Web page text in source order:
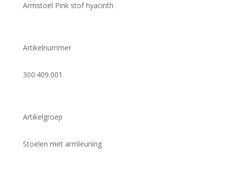
Armstoel Pink stof hyacinth
Artikelnummer
300.409.001
Artikelgroep
Stoelen met armleuning